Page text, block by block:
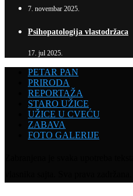
7. novembar 2025.
Psihopatologija vlastodržaca
17. jul 2025.
PETAR PAN
PRIRODA
REPORTAŽA
STARO UŽICE
UŽICE U CVEĆU
ZABAVA
FOTO GALERIJE